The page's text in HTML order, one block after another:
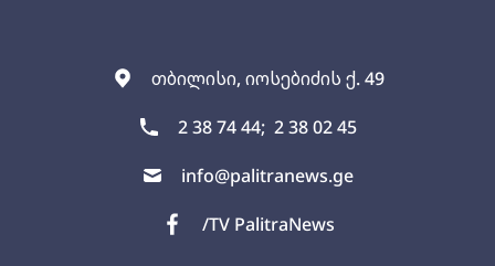
თბილისი, იოსებიძის ქ. 49
2 38 74 44; 2 38 02 45
info@palitranews.ge
/TV PalitraNews